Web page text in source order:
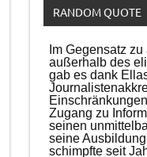
RANDOM QUOTE
Im Gegensatz
außerhalb des
gab es dank
Zugang zu
seinen
seine
schimpfte seit